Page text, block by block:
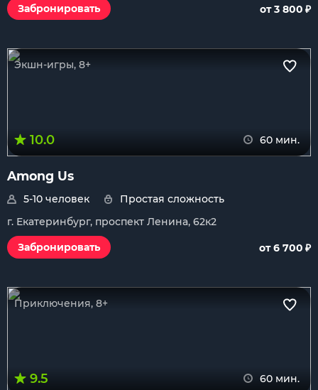
Забронировать
от 3 800 ₽
Экшн-игры, 8+
10.0 60 мин.
Among Us
5-10 человек
Простая сложность
г. Екатеринбург, проспект Ленина, 62к2
Забронировать
от 6 700 ₽
Приключения, 8+
9.5 60 мин.